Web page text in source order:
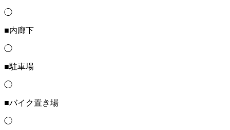
◯
■内廊下
◯
■駐車場
◯
■バイク置き場
◯